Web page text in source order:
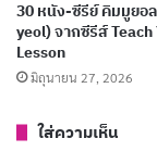
30 หนัง-ซีรีย์ คิมมูยอ
yeol) จากซีรีส์ Teach
Lesson
มิถุนายน 27, 2026
ใส่ความเห็น